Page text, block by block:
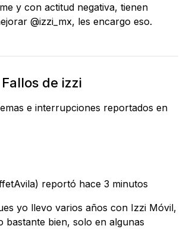
y con actitud negativa, tienen
@izzi_mx, les encargo eso.
de izzi
e interrupciones reportados en
reportó hace 3 minutos
yo llevo varios años con Izzi Móvil,
bastante bien, solo en algunas